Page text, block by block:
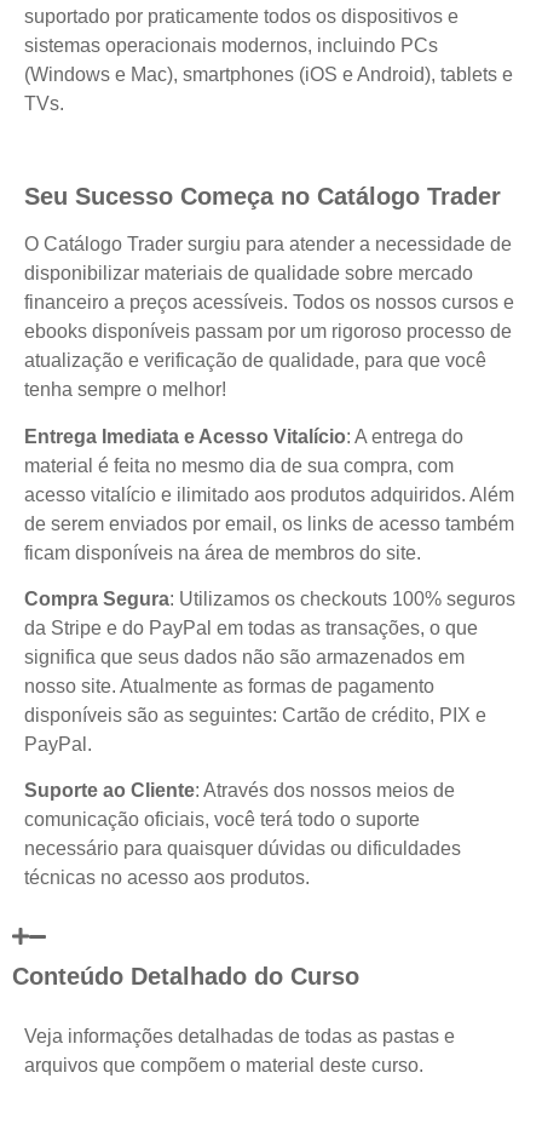
suportado por praticamente todos os dispositivos e
sistemas operacionais modernos, incluindo PCs
(Windows e Mac), smartphones (iOS e Android), tablets e
TVs.
Seu Sucesso Começa no Catálogo Trader
O Catálogo Trader surgiu para atender a necessidade de
disponibilizar materiais de qualidade sobre mercado
financeiro a preços acessíveis. Todos os nossos cursos e
ebooks disponíveis passam por um rigoroso processo de
atualização e verificação de qualidade, para que você
tenha sempre o melhor!
Entrega Imediata e Acesso Vitalício: A entrega do
material é feita no mesmo dia de sua compra, com
acesso vitalício e ilimitado aos produtos adquiridos. Além
de serem enviados por email, os links de acesso também
ficam disponíveis na área de membros do site.
Compra Segura: Utilizamos os checkouts 100% seguros
da Stripe e do PayPal em todas as transações, o que
significa que seus dados não são armazenados em
nosso site. Atualmente as formas de pagamento
disponíveis são as seguintes: Cartão de crédito, PIX e
PayPal.
Suporte ao Cliente: Através dos nossos meios de
comunicação oficiais, você terá todo o suporte
necessário para quaisquer dúvidas ou dificuldades
técnicas no acesso aos produtos.
Conteúdo Detalhado do Curso
Veja informações detalhadas de todas as pastas e
arquivos que compõem o material deste curso.